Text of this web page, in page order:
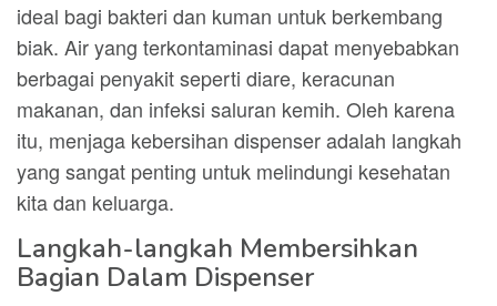
ideal bagi bakteri dan kuman untuk berkembang
biak. Air yang terkontaminasi dapat menyebabkan
berbagai penyakit seperti diare, keracunan
makanan, dan infeksi saluran kemih. Oleh karena
itu, menjaga kebersihan dispenser adalah langkah
yang sangat penting untuk melindungi kesehatan
kita dan keluarga.
Langkah-langkah Membersihkan
Bagian Dalam Dispenser